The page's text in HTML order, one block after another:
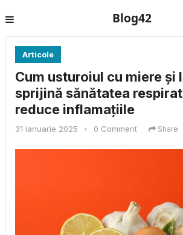
Blog42
Articole
Cum usturoiul cu miere și
sprijină sănătatea
reduce inflamațiile
31 ianuarie 2025 • 0 Comment Share